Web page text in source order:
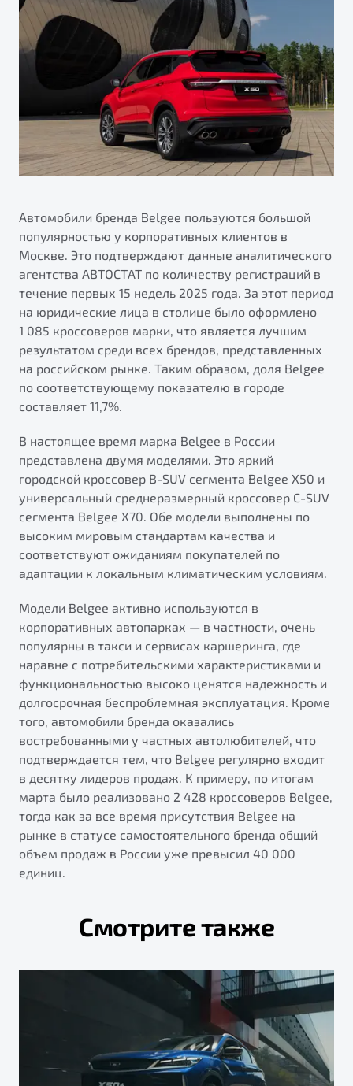
Яркий кроссовер
от 2 219 990 ₽*
В наличии
S50
Элегантный и практичный седан
от 1 699 990 ₽*
Обзор В наличии
X70
Универсальный кроссовер
от 2 499 990 ₽*
Автокредит
Трейд-ин
Узнайте о специальных выгодах при покупке
автомобиля Belgee
Подробно
Автомобили в наличии
Тест-драйв
Автокредит
Спецпредложения
ПОДДЕРЖКА
Гарантия Belgee
Реферальная программа
Помощь на дорогах
Будьте еще более уверены на дорогах с программой
"Помощь на дорогах"
Преимущества программы
Запись на сервис
Клиентская поддержка
О дилерском центре
Правовая информация
Автомобили бренда Belgee пользуются большой
популярностью у корпоративных клиентов в
Москве. Это подтверждают данные аналитического
агентства АВТОСТАТ по количеству регистраций в
течение первых 15 недель 2025 года. За этот период
на юридические лица в столице было оформлено
1 085 кроссоверов марки, что является лучшим
результатом среди всех брендов, представленных
на российском рынке. Таким образом, доля Belgee
по соответствующему показателю в городе
составляет 11,7%.
В настоящее время марка Belgee в России
представлена двумя моделями. Это яркий
городской кроссовер B-SUV сегмента Belgee X50 и
универсальный среднеразмерный кроссовер C-SUV
сегмента Belgee X70. Обе модели выполнены по
высоким мировым стандартам качества и
соответствуют ожиданиям покупателей по
адаптации к локальным климатическим условиям.
Модели Belgee активно используются в
корпоративных автопарках — в частности, очень
популярны в такси и сервисах каршеринга, где
наравне с потребительскими характеристиками и
функциональностью высоко ценятся надежность и
долгосрочная беспроблемная эксплуатация. Кроме
того, автомобили бренда оказались
востребованными у частных автолюбителей, что
подтверждается тем, что Belgee регулярно входит
в десятку лидеров продаж. К примеру, по итогам
марта было реализовано 2 428 кроссоверов Belgee,
тогда как за все время присутствия Belgee на
рынке в статусе самостоятельного бренда общий
объем продаж в России уже превысил 40 000
единиц.
Смотрите также